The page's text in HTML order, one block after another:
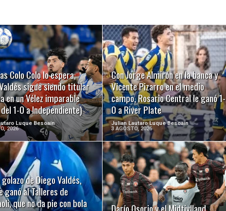
Colo Colo lo espera,
sigue siendo titular
en un Vélez imparable
1-0 a Independiente)
Luque Besoaín
2026
LEER MÁS
Con Jorge Almirón en la banca y
Vicente Pizarro en el medio
campo, Rosario Central le ganó 1-
0 a River Plate
Julian Lautaro Luque Besoaín
3 AGOSTO, 2026
LEER MÁS
golazo de Diego Valdés,
ganó al Talleres de
que no da pie con bola
LEER MÁS LEER MÁS